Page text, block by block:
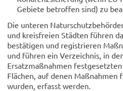
Gebiete betroffen sind) zu
Die unteren
und kreisfreien Städten führen
bestätigen und registrieren
und führen ein Verzeichnis, in
Ersatzmaßnahmen
Flächen, auf denen Maßnahmen
wurden, erfasst werden.